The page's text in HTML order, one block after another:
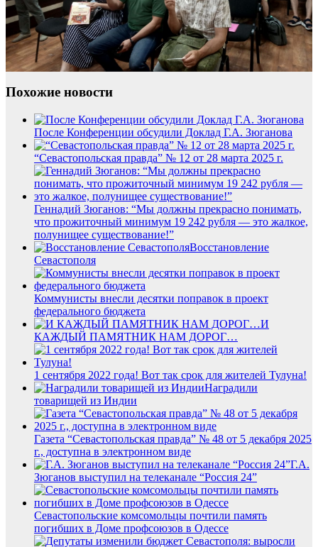
Похожие новости
После Конференции обсудили Доклад Г.А. Зюганова
“Севастопольская правда” № 12 от 28 марта 2025 г.
Геннадий Зюганов: “Мы должны прекрасно понимать,
что прожиточный минимум 19 242 рубля — это жалкое,
полунищее существование!”
Восстановление
Севастополя
Коммунисты внесли десятки поправок в проект
федерального бюджета
И
КАЖДЫЙ ПАМЯТНИК НАМ ДОРОГ…
1 сентября 2022 года! Вот так срок для жителей Тулуна!
Наградили
товарищей из Индии
Газета “Севастопольская правда” № 48 от 5 декабря 2025
г., доступна в электронном виде
Г.А.
Зюганов выступил на телеканале “Россия 24”
Севастопольские комсомольцы почтили память
погибших в Доме профсоюзов в Одессе